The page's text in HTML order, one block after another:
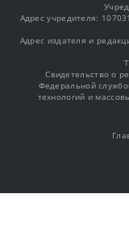
Адрес учредителя:
Адрес издателя и
Свидетельство о
Федеральной
технологий и